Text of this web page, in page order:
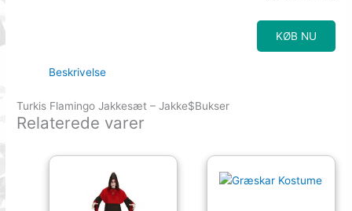
KØB NU
Beskrivelse
Turkis Flamingo Jakkesæt – Jakke$Bukser
Relaterede varer